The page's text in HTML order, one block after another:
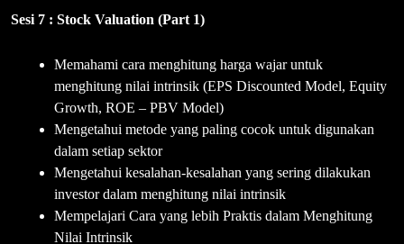
Sesi 7 : Stock Valuation (Part 1)
Memahami cara menghitung harga wajar untuk
menghitung nilai intrinsik (EPS Discounted Model, Equity
Growth, ROE – PBV Model)
Mengetahui metode yang paling cocok untuk digunakan
dalam setiap sektor
Mengetahui kesalahan-kesalahan yang sering dilakukan
investor dalam menghitung nilai intrinsik
Mempelajari Cara yang lebih Praktis dalam Menghitung
Nilai Intrinsik